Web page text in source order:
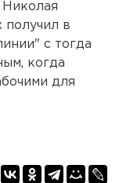
Николая
получил в
с тогда
когда
для